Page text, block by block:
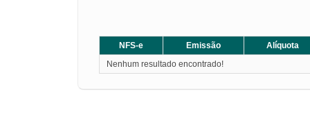
NFS-e Emissão Alíquota
Nenhum resultado encontrado!